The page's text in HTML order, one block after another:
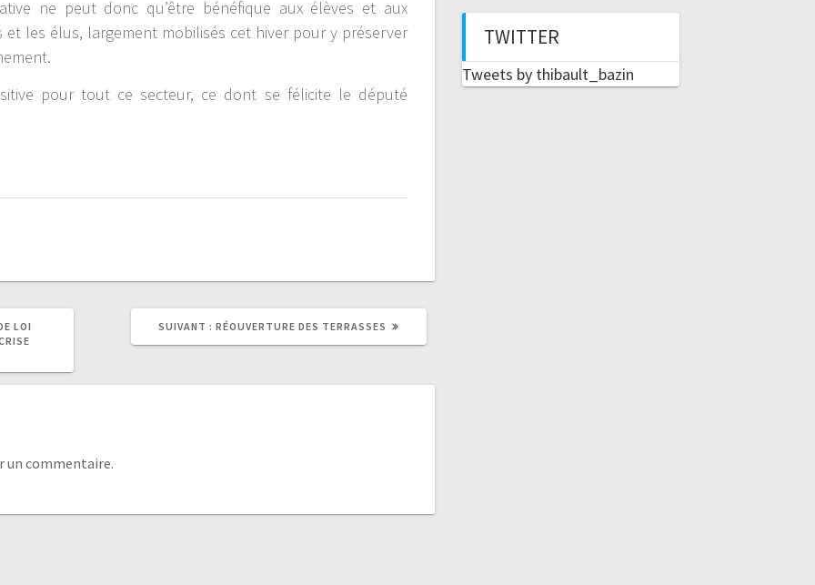
ne peut donc qu’être bénéfique aux élèves et aux
les élus, largement mobilisés cet hiver pour y préserver
pour tout ce secteur, ce dont se félicite le député
LOI
SUIVANT : RÉOUVERTURE DES TERRASSES
un commentaire.
TWITTER
Tweets by thibault_bazin